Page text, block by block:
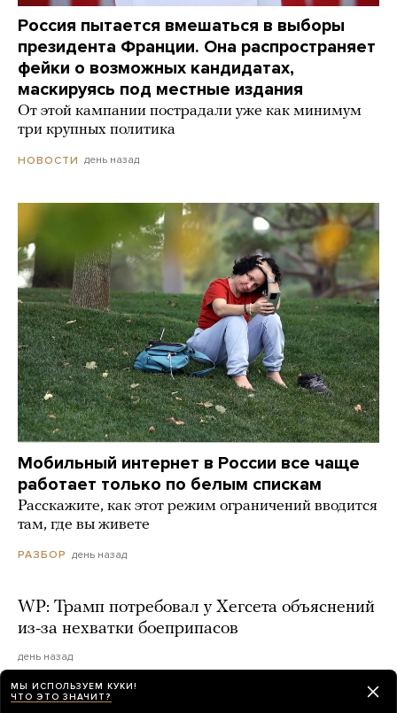
Россия пытается вмешаться в выборы
президента Франции. Она распространяет
фейки о возможных кандидатах,
маскируясь под местные издания
От этой кампании пострадали уже как минимум
три крупных политика
НОВОСТИ день назад
Мобильный интернет в России все чаще
работает только по белым спискам
Расскажите, как этот режим ограничений вводится
там, где вы живете
РАЗБОР день назад
WP: Трамп потребовал у Хегсета объяснений
из-за нехватки боеприпасов
день назад
МЫ ИСПОЛЬЗУЕМ КУКИ!
ЧТО ЭТО ЗНАЧИТ?